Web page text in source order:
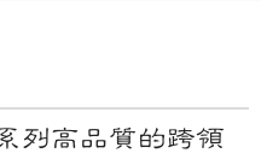
列高品質的跨領